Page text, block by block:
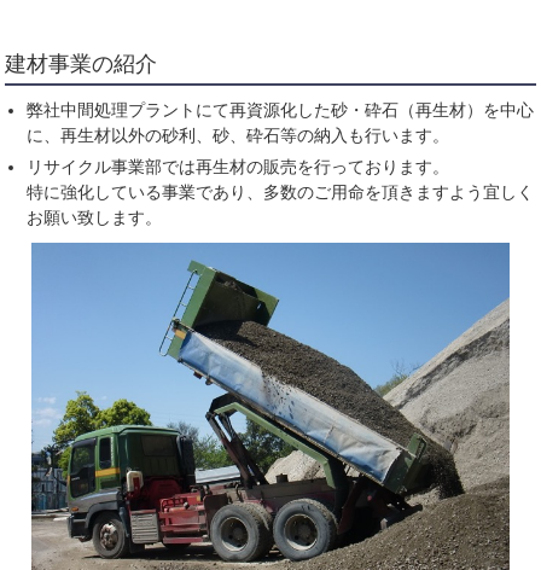
建材事業の紹介
弊社中間処理プラントにて再資源化した砂・砕石（再生材）を中心
に、再生材以外の砂利、砂、砕石等の納入も行います。
リサイクル事業部では再生材の販売を行っております。
特に強化している事業であり、多数のご用命を頂きますよう宜しく
お願い致します。